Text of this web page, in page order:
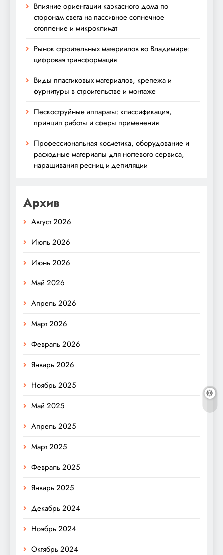
Влияние ориентации каркасного дома по
сторонам света на пассивное солнечное
отопление и микроклимат
Рынок строительных материалов во Владимире:
цифровая трансформация
Виды пластиковых материалов, крепежа и
фурнитуры в строительстве и монтаже
Пескоструйные аппараты: классификация,
принцип работы и сферы применения
Профессиональная косметика, оборудование и
расходные материалы для ногтевого сервиса,
наращивания ресниц и депиляции
Архив
Август 2026
Июль 2026
Июнь 2026
Май 2026
Апрель 2026
Март 2026
Февраль 2026
Январь 2026
Ноябрь 2025
Май 2025
Апрель 2025
Март 2025
Февраль 2025
Январь 2025
Декабрь 2024
Ноябрь 2024
Октябрь 2024